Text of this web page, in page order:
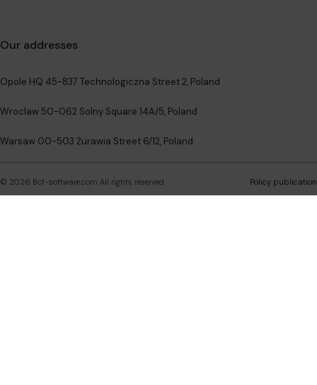
Our addresses
Opole HQ 45-837 Technologiczna Street 2, Poland
Wroclaw 50-062 Solny Square 14A/5, Poland
Warsaw 00-503 Żurawia Street 6/12, Poland
© 2026 Bcf-software.com All rights reserved Policy publication